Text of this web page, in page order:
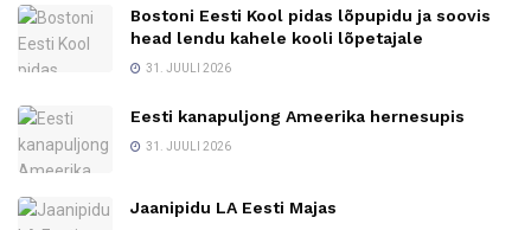
Bostoni Eesti Kool pidas lõpupidu ja soovis
head lendu kahele kooli lõpetajale
31. JUULI 2026
Eesti kanapuljong Ameerika hernesupis
31. JUULI 2026
Jaanipidu LA Eesti Majas